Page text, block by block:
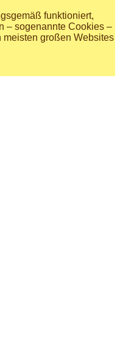
funktioniert,
– sogenannte Cookies –
meisten großen Websites